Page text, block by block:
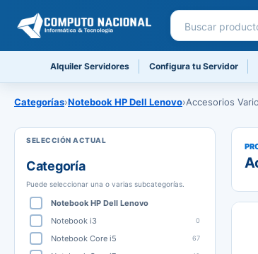
Buscar productos
Alquiler Servidores Configura tu Servidor
Categorías›Notebook HP Dell Lenovo›Accesorios
Categoría
Puede seleccionar una o varias subcategorías.
Notebook HP Dell Lenovo
Notebook i3
0
Notebook Core i5 67